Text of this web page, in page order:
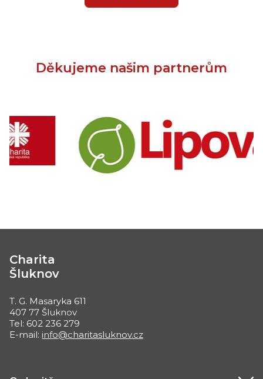
Děkujeme našim partnerům
Charita
Šluknov
T. G. Masaryka 611
407 77 Šluknov
Tel: 602 236 279
E-mail: info@charitasluknov.cz